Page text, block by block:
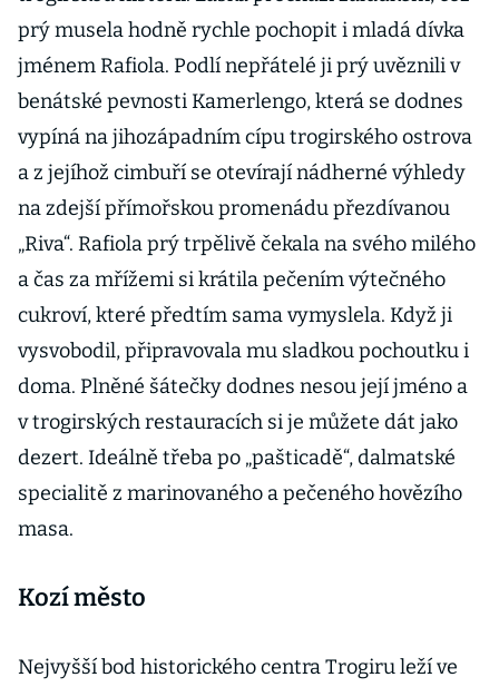
prý musela hodně rychle pochopit i mladá dívka
jménem Rafiola. Podlí nepřátelé ji prý uvěznili v
benátské pevnosti Kamerlengo, která se dodnes
vypíná na jihozápadním cípu trogirského ostrova
a z jejíhož cimbuří se otevírají nádherné výhledy
na zdejší přímořskou promenádu přezdívanou
„Riva“. Rafiola prý trpělivě čekala na svého milého
a čas za mřížemi si krátila pečením výtečného
cukroví, které předtím sama vymyslela. Když ji
vysvobodil, připravovala mu sladkou pochoutku i
doma. Plněné šátečky dodnes nesou její jméno a
v trogirských restauracích si je můžete dát jako
dezert. Ideálně třeba po „pašticadě“, dalmatské
specialitě z marinovaného a pečeného hovězího
masa.
Kozí město
Nejvyšší bod historického centra Trogiru leží ve